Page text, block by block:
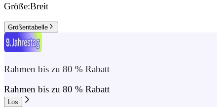
Größe:Breit
Größentabelle
Rahmen bis zu 80 % Rabatt
Rahmen bis zu 80 % Rabatt
Los